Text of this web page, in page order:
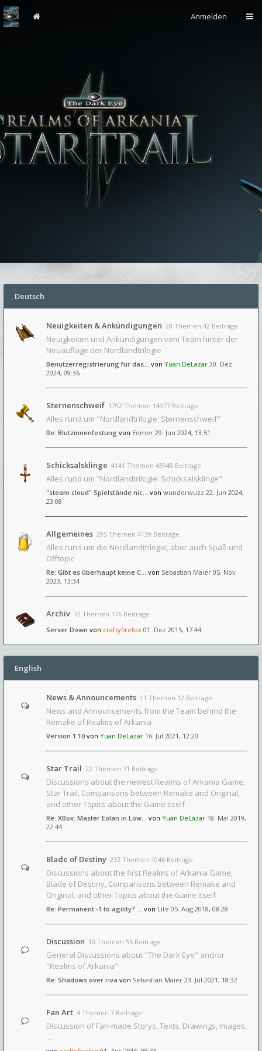
Anmelden
Deutsch
Neuigkeiten & Ankündigungen 28 Themen 42 Beiträge
Neuigkeiten und Ankündigungen vom Team hinter der
Neuauflage der Nordlandtrilogie
Benutzerregistrierung für das… von Yuan DeLazar 30. Dez
2024, 09:36
Sternenschweif 1792 Themen 14377 Beiträge
Alles rund um "Nordlandtrilogie: Sternenschweif"
Re: Blutzinnenfestung von Eomer 29. Jun 2024, 13:51
Schicksalsklinge 4141 Themen 43948 Beiträge
Alles rund um "Nordlandtrilogie: Schicksalsklinge"
"steam cloud" Spielstände nic… von wunderwuzz 22. Jun 2024,
23:08
Allgemeines 295 Themen 4139 Beiträge
Alles rund um die Nordlandtrilogie, aber auch Spaß und
Offtopic
Re: Gibt es überhaupt keine C… von Sebastian Maier 05. Nov
2023, 13:34
Archiv 72 Themen 176 Beiträge
Server Down von craftyfirefox 01. Dez 2015, 17:44
English
News & Announcements 11 Themen 12 Beiträge
News and Announcements from the Team behind the
Remake of Realms of Arkania
Version 1.10 von Yuan DeLazar 16. Jul 2021, 12:20
Star Trail 22 Themen 71 Beiträge
Discussions about the newest Realms of Arkania Game,
Star Trail, Comparisons between Remake and Original,
and other Topics about the Game itself
Re: XBox: Master Eolan in Low… von Yuan DeLazar 18. Mai 2019,
22:44
Blade of Destiny 232 Themen 1046 Beiträge
Discussions about the first Realms of Arkania Game,
Blade of Destiny, Comparisons between Remake and
Original, and other Topics about the Game itself
Re: Permanent -1 to agility? … von Life 05. Aug 2018, 08:28
Discussion 10 Themen 56 Beiträge
General Discussions about "The Dark Eye" and/or
"Realms of Arkania"
Re: Shadows over riva von Sebastian Maier 23. Jul 2021, 18:32
Fan Art 4 Themen 7 Beiträge
Discussion of Fan-made Storys, Texts, Drawings, Images,
...